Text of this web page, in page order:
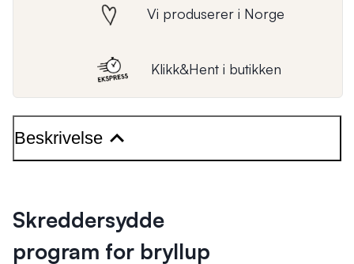
Vi produserer i Norge
Klikk&Hent i butikken
Beskrivelse
Skreddersydde
program for bryllup